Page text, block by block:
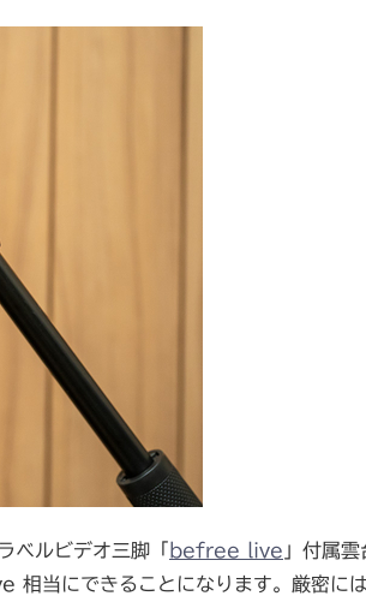
ルビデオ三脚「 befree live 」付属
当にできることになります。厳密には